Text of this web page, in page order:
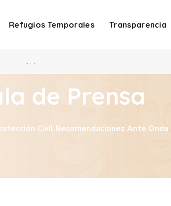
Refugios Temporales Transparencia
. . .
de Prensa
Civil Recomendaciones Ante Onda